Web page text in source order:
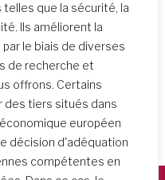
que la sécurité, la
Ils améliorent la
le biais de diverses
de recherche et
offrons. Certains
tiers situés dans
européen
décision d'adéquation
compétentes en